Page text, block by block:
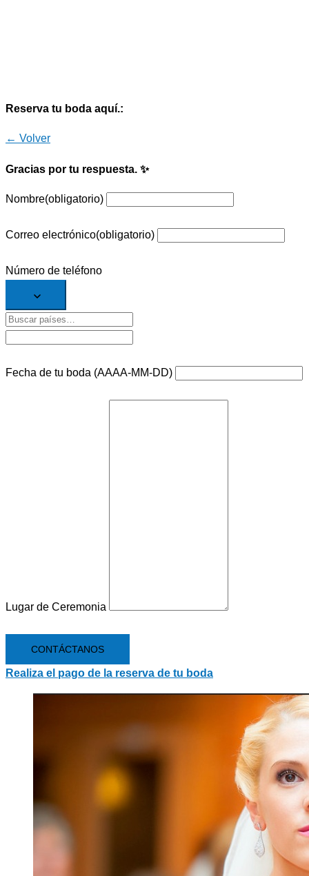
Reserva tu boda aquí.:
← Volver
Gracias por tu respuesta. ✨
Nombre(obligatorio)
Correo electrónico(obligatorio)
Número de teléfono
Fecha de tu boda (AAAA-MM-DD)
Lugar de Ceremonia
CONTÁCTANOS
Realiza el pago de la reserva de tu boda